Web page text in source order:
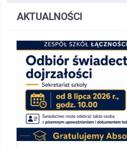
AKTUALNOŚCI